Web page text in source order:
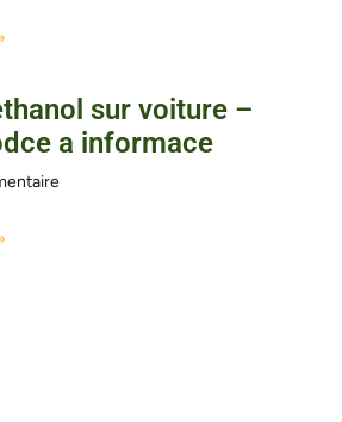
sur voiture –
a informace